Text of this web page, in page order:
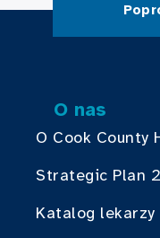
O nas
O Cook County
Strategic Plan
Katalog lekarzy